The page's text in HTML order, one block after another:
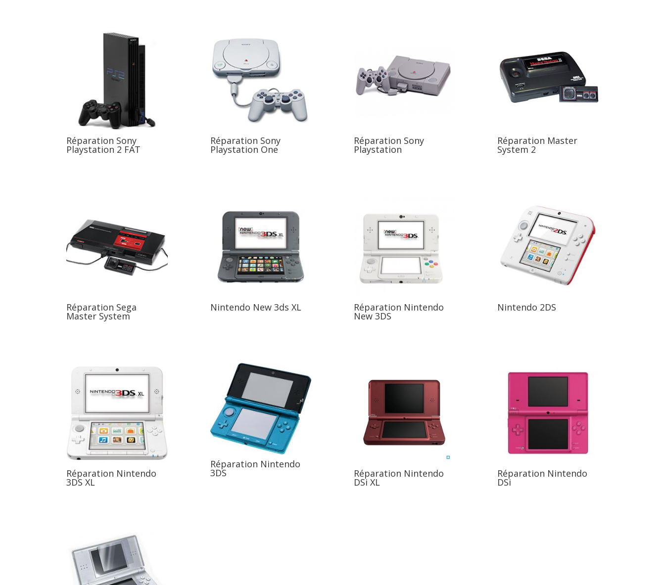
Réparation Sony
Playstation 2 FAT
Réparation Sony
Playstation One
Réparation Sony
Playstation
Réparation Master
System 2
Réparation Sega
Master System
Nintendo New 3ds XL Réparation Nintendo
New 3DS
Nintendo 2DS
Réparation Nintendo
3DS XL
Réparation Nintendo
3DS Réparation Nintendo
DSi XL
Réparation Nintendo
DSi